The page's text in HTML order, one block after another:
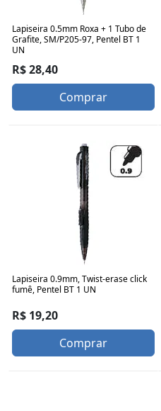
Lapiseira 0.5mm Roxa + 1 Tubo de
Grafite, SM/P205-97, Pentel BT 1
UN
R$ 28,40
Comprar
Lapiseira 0.9mm, Twist-erase click
fumê, Pentel BT 1 UN
R$ 19,20
Comprar